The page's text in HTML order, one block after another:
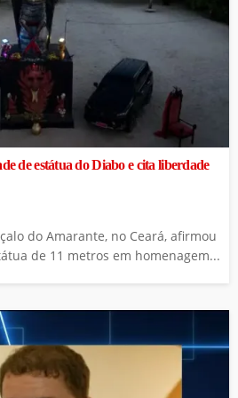
de estátua do Diabo e cita liberdade
do Amarante, no Ceará, afirmou
de 11 metros em homenagem...